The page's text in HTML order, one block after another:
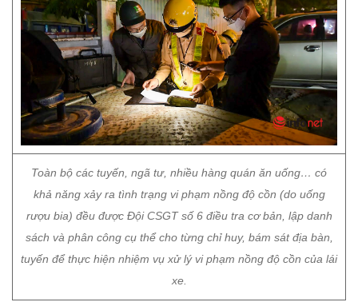
Toàn bộ các tuyến, ngã tư, nhiều hàng quán ăn uống… có
khả năng xảy ra tình trạng vi phạm nồng độ cồn (do uống
rượu bia) đều được Đội CSGT số 6 điều tra cơ bản, lập danh
sách và phân công cụ thể cho từng chỉ huy, bám sát địa bàn,
tuyến để thực hiện nhiệm vụ xử lý vi phạm nồng độ cồn của lái
xe.